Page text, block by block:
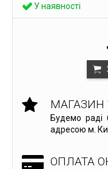
У наявності
МАГАЗИН
Будемо раді
адресою м.
ОПЛАТА